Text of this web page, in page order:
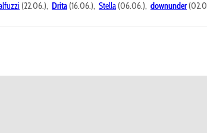
(22.06.), Drita (16.06.), Stella (06.06.), downunder